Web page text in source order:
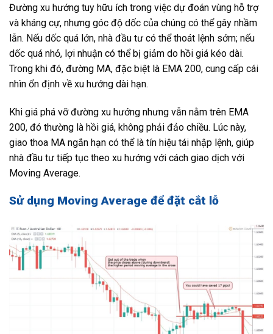
Đường xu hướng tuy hữu ích trong việc dự đoán vùng hỗ trợ
và kháng cự, nhưng góc độ dốc của chúng có thể gây nhầm
lẫn. Nếu dốc quá lớn, nhà đầu tư có thể thoát lệnh sớm; nếu
dốc quá nhỏ, lợi nhuận có thể bị giảm do hồi giá kéo dài.
Trong khi đó, đường MA, đặc biệt là EMA 200, cung cấp cái
nhìn ổn định về xu hướng dài hạn.
Khi giá phá vỡ đường xu hướng nhưng vẫn nằm trên EMA
200, đó thường là hồi giá, không phải đảo chiều. Lúc này,
giao thoa MA ngắn hạn có thể là tín hiệu tái nhập lệnh, giúp
nhà đầu tư tiếp tục theo xu hướng với cách giao dịch với
Moving Average.
Sử dụng Moving Average để đặt cắt lỗ